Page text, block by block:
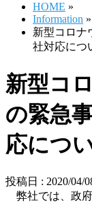
HOME »
Information »
新型コロナ
社対応につ
新型コ
の緊急
応につ
投稿日 : 2020/04/
弊社では、政